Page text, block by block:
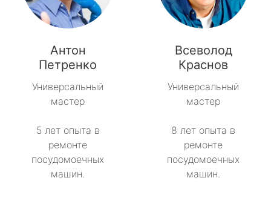
Антон
Петренко
Универсальный
мастер
5 лет опыта в
ремонте
посудомоечных
машин.
Всеволод
Краснов
Универсальный
мастер
8 лет опыта в
ремонте
посудомоечных
машин.